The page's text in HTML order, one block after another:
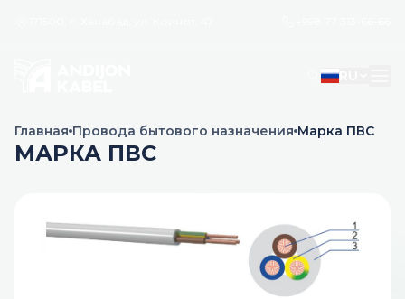
Главная Провода бытового назначения Марка ПВС
МАРКА ПВС